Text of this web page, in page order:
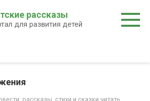
рассказы
для развития детей
рассказы, стихи и сказки читать